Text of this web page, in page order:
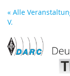
Zum
Haupt-
springen
« Alle
V.